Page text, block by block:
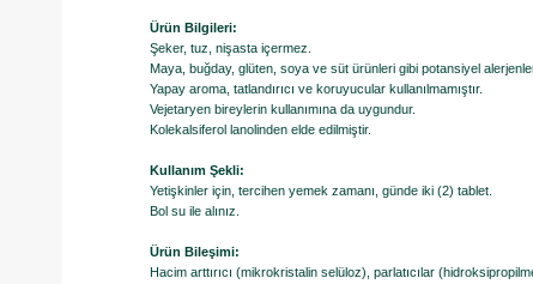
Ürün Bilgileri:
Şeker, tuz, nişasta içermez.
Maya, buğday, glüten, soya ve süt ürünleri gibi potansiyel
Yapay aroma, tatlandırıcı ve koruyucular kullanılmamıştır.
Vejetaryen bireylerin kullanımına da uygundur.
Kolekalsiferol lanolinden elde edilmiştir.
Kullanım Şekli:
Yetişkinler için, tercihen yemek zamanı, günde iki (2) tablet.
Bol su ile alınız.
Ürün Bileşimi:
Hacim arttırıcı (mikrokristalin selüloz), parlatıcılar